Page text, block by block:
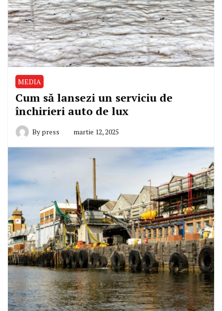
MEDIA
Cum să lansezi un serviciu de
închirieri auto de lux
By press martie 12, 2025